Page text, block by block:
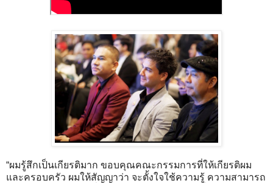
“ผมรู้สึกเป็นเกียรติมาก ขอบคุณคณะกรรมการที่ให้เกียรติผม
และครอบครัว ผมให้สัญญาว่า จะตั้งใจใช้ความรู้ ความสามารถ